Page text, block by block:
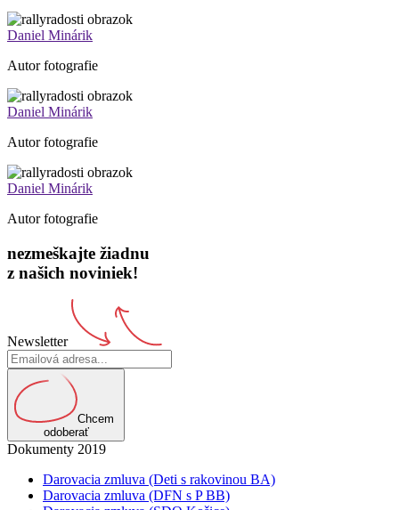
Daniel Minárik
Autor fotografie
Daniel Minárik
Autor fotografie
Daniel Minárik
Autor fotografie
nezmeškajte žiadnu
z našich noviniek!
Newsletter
Chcem
odoberať
Dokumenty 2019
Darovacia zmluva (Deti s rakovinou BA)
Darovacia zmluva (DFN s P BB)